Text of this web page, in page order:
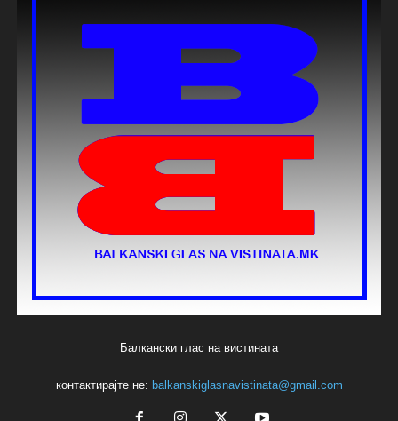
Балкански глас на вистината
контактирајте не: balkanskiglasnavistinata@gmail.com